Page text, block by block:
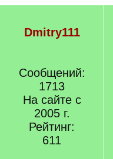
Dmitry111
Сообщений:
1713
На сайте с
2005 г.
Рейтинг:
611